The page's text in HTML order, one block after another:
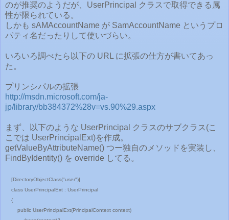
のが推奨のようだが、UserPrincipal クラスで取得できる属
性が限られている。
しかも sAMAccountName が SamAccountName というプロ
パティ名だったりして使いづらい。
いろいろ調べたら以下の URL に拡張の仕方が書いてあっ
た。
プリンシパルの拡張
http://msdn.microsoft.com/ja-
jp/library/bb384372%28v=vs.90%29.aspx
まず、以下のような UserPrincipal クラスのサブクラス(こ
こでは UserPrincipalExt)を作成。
getValueByAttributeName() つー独自のメソッドを実装し、
FindByIdentity() を override してる。
[DirectoryObjectClass("user")]
class UserPrincipalExt : UserPrincipal
{
public UserPrincipalExt(PrincipalContext context)